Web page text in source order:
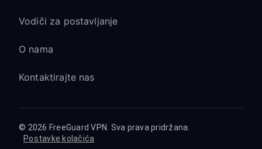
Vodiči za postavljanje
O nama
Kontaktirajte nas
© 2026 FreeGuard VPN. Sva prava pridržana.
Postavke kolačića